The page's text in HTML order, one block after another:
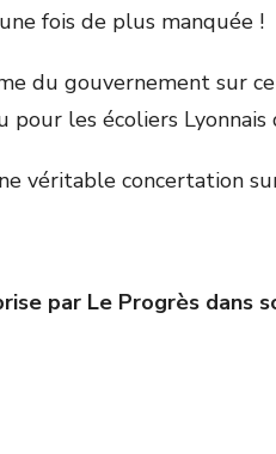
fois de plus manquée !
du gouvernement sur
pour les écoliers
véritable concertation
par Le Progrès dans